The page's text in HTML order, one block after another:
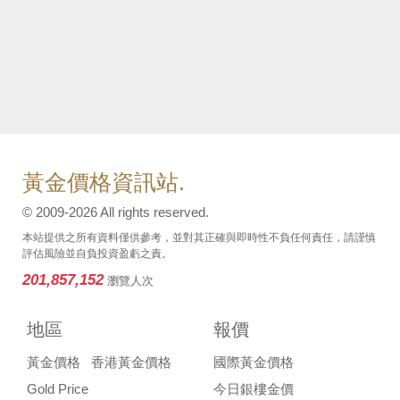
黃金價格資訊站.
© 2009-2026 All rights reserved.
本站提供之所有資料僅供參考，並對其正確與即時性不負任何責任，請謹慎
評估風險並自負投資盈虧之責。
201,857,152 瀏覽人次
地區
黃金價格
香港黃金價格
Gold Price
報價
國際黃金價格
今日銀樓金價